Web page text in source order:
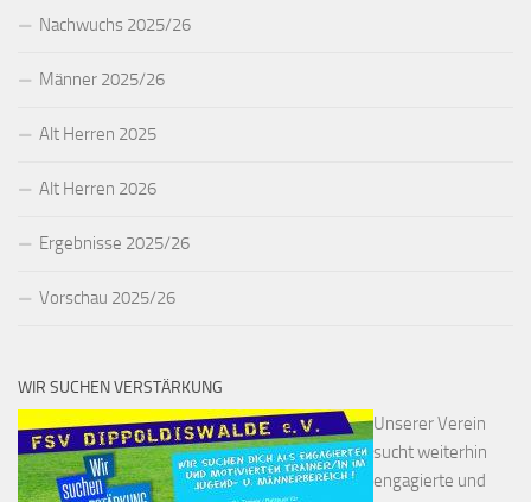
Nachwuchs 2025/26
Männer 2025/26
Alt Herren 2025
Alt Herren 2026
Ergebnisse 2025/26
Vorschau 2025/26
WIR SUCHEN VERSTÄRKUNG
Unserer Verein
sucht weiterhin
engagierte und